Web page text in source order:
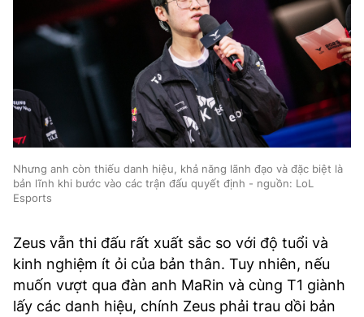
Nhưng anh còn thiếu danh hiệu, khả năng lãnh đạo và đặc biệt là
bản lĩnh khi bước vào các trận đấu quyết định - nguồn: LoL
Esports
Zeus vẫn thi đấu rất xuất sắc so với độ tuổi và
kinh nghiệm ít ỏi của bản thân. Tuy nhiên, nếu
muốn vượt qua đàn anh MaRin và cùng T1 giành
lấy các danh hiệu, chính Zeus phải trau dồi bản